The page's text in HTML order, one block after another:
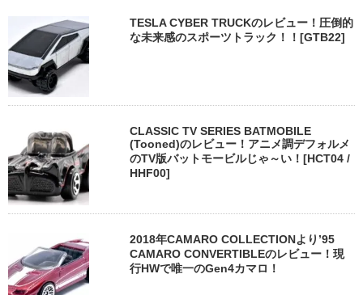
TESLA CYBER TRUCKのレビュー！圧倒的
な未来感のスポーツトラック！！[GTB22]
CLASSIC TV SERIES BATMOBILE
(Tooned)のレビュー！アニメ調デフォルメ
のTV版バットモービルじゃ～い！[HCT04 /
HHF00]
2018年CAMARO COLLECTIONより’95
CAMARO CONVERTIBLEのレビュー！現
行HWで唯一のGen4カマロ！